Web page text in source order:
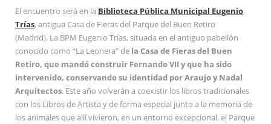
El encuentro será en la Biblioteca Pública Municipal Eugenio
Trías, antigua Casa de Fieras del Parque del Buen Retiro
(Madrid). La BPM Eugenio Trías, situada en el antiguo pabellón
conocido como “La Leonera” de la Casa de Fieras del Buen
Retiro, que mandó construir Fernando VII y que ha sido
intervenido, conservando su identidad por Araujo y Nadal
Arquitectos. Este año volverán a coexistir los libros tradicionales
con los Libros de Artista y de forma especial junto a la memoria de
los animales que allí vivieron, en un entorno excepcional, el Parque